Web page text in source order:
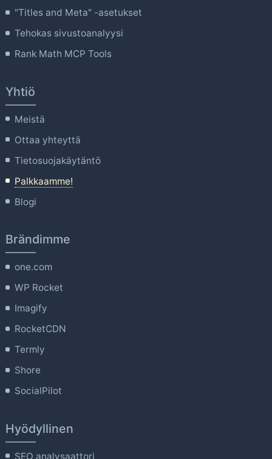
"Titles and Meta" -asetukset
Tehokas sivustoanalyysi
Rank Math MCP Tools
Yhtiö
Meistä
Ottaa yhteyttä
Tietosuojakäytäntö
Palkkaamme!
Blogi
Brändimme
one.com
WP Rocket
Imagify
RocketCDN
Termly
Shore
SocialPilot
Hyödyllinen
SEO analysaattori